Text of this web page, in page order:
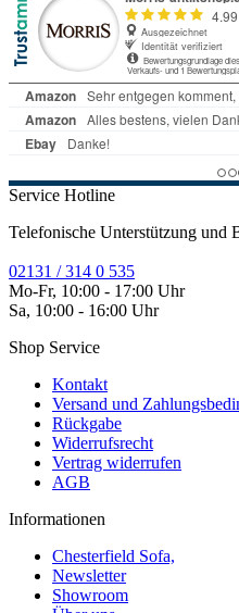
Service Hotline
Telefonische Unterstützung und
02131 / 314 0 535
Mo-Fr, 10:00 - 17:00 Uhr
Sa, 10:00 - 16:00 Uhr
Shop Service
Kontakt
Versand und
Rückgabe
Widerrufsrecht
Vertrag widerrufen
AGB
Informationen
Chesterfield Sofa,
Newsletter
Showroom